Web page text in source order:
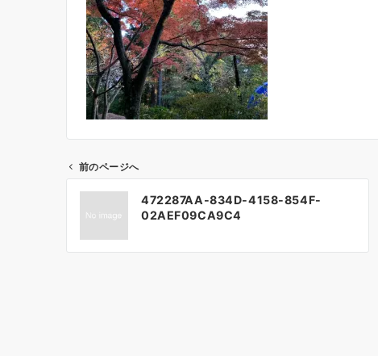
ビ
前のページへ
472287AA-834D-4158-854F-
02AEF09CA9C4